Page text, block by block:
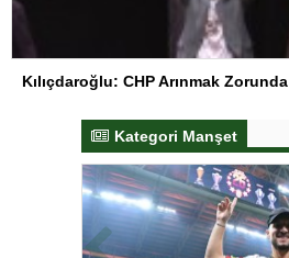
Kılıçdaroğlu: CHP Arınmak Zorunda
Kategori Manşet